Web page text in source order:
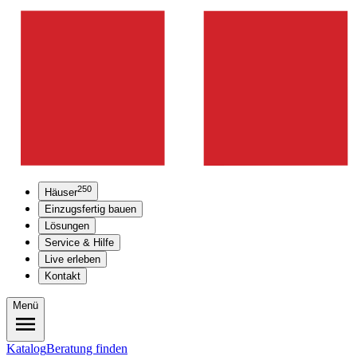
Häuser250
Einzugsfertig bauen
Lösungen
Service & Hilfe
Live erleben
Kontakt
Menü
KatalogBeratung finden